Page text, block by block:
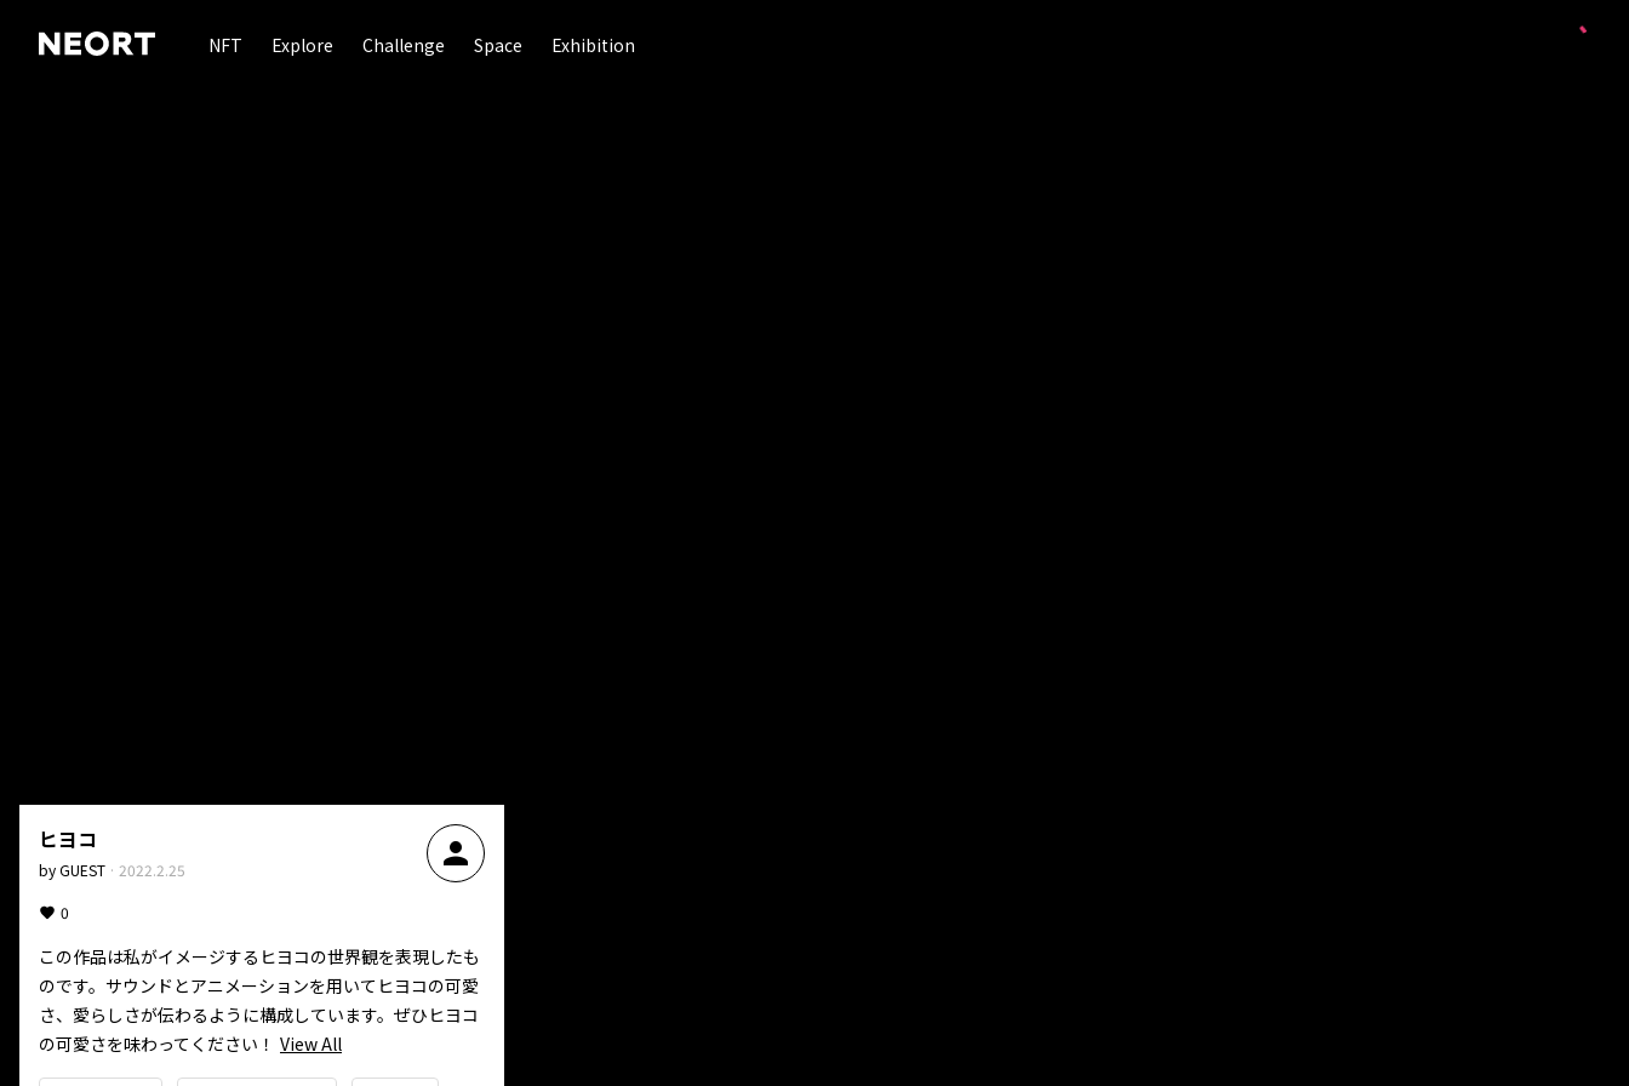
NFT Explore Challenge Space Exhibition
ヒヨコ
byGUEST · 2022.2.25 person
0
この作品は私がイメージするヒヨコの世界観を表現したも
のです。サウンドとアニメーションを用いてヒヨコの可愛
さ、愛らしさが伝わるように構成しています。ぜひヒヨコ
の可愛さを味わってください！ View All